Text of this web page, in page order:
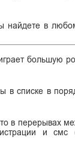
найдете в
большую
в списке в
в перерывах
и